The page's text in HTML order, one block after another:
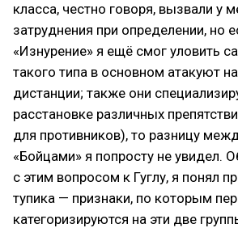
класса, честно говоря, вызвали у
затруднения при определении, но
«Изнурение» я ещё смог уловить
такого типа в основном атакуют
дистанции; также они
расстановке различных
для противников), то разницу
«Бойцами» я попросту не увидел.
с этим вопросом к Гуглу, я понял
тупика — признаки, по которым
категоризируются на эти две